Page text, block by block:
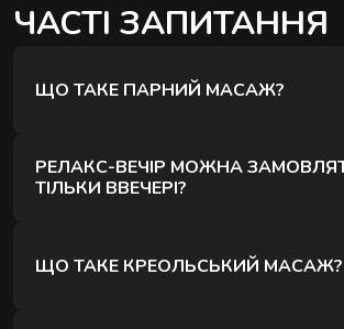
ЧАСТІ ЗАПИТАННЯ
ЩО ТАКЕ ПАРНИЙ МАСАЖ?
двоє людей отримують масаж
провести час разом.
РЕЛАКС-ВЕЧІР МОЖНА
ТІЛЬКИ ВВЕЧЕРІ?
можна обрати на будь-який
ЩО ТАКЕ КРЕОЛЬСЬКИЙ МАСАЖ?